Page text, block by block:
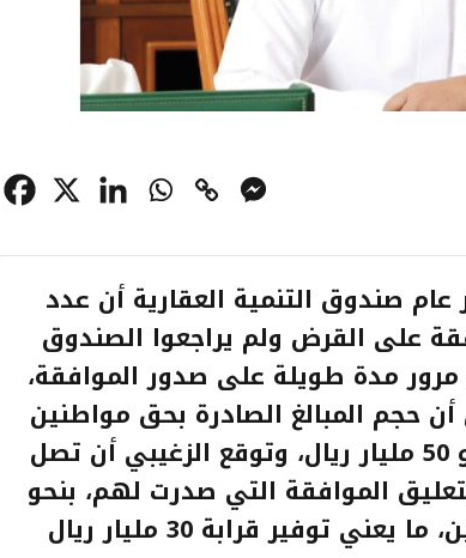
صندوق التنمية العقارية أن عدد
على القرض ولم يراجعوا الصندوق
مدة طويلة على صدور الموافقة،
إلى أن حجم المبالغ الصادرة بحق مواطنين
لم يستفيدوا من القروض يقدر بنحو 50 مليار ريال، وتوقع الزغيبي أن تصل
الموافقة التي صدرت لهم، بنحو
60 في المائة من إجمالي المستحقين، ما يعني توفير قرابة 30 مليار ريال